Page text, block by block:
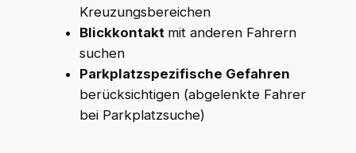
Kreuzungsbereichen
Blickkontakt mit anderen Fahrern
suchen
Parkplatzspezifische Gefahren
berücksichtigen (abgelenkte Fahrer
bei Parkplatzsuche)